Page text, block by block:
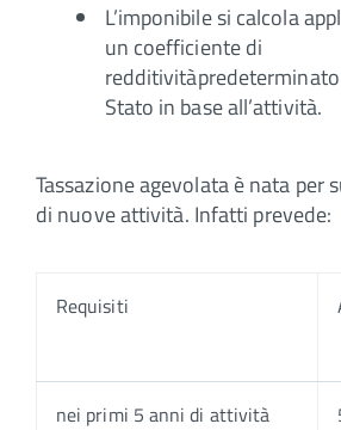
L’imponibile si calcola
un coefficiente di
Stato in base all’attività.
Tassazione agevolata è nata per
di nuove attività. Infatti prevede:
Requisiti
nei primi 5 anni di attività